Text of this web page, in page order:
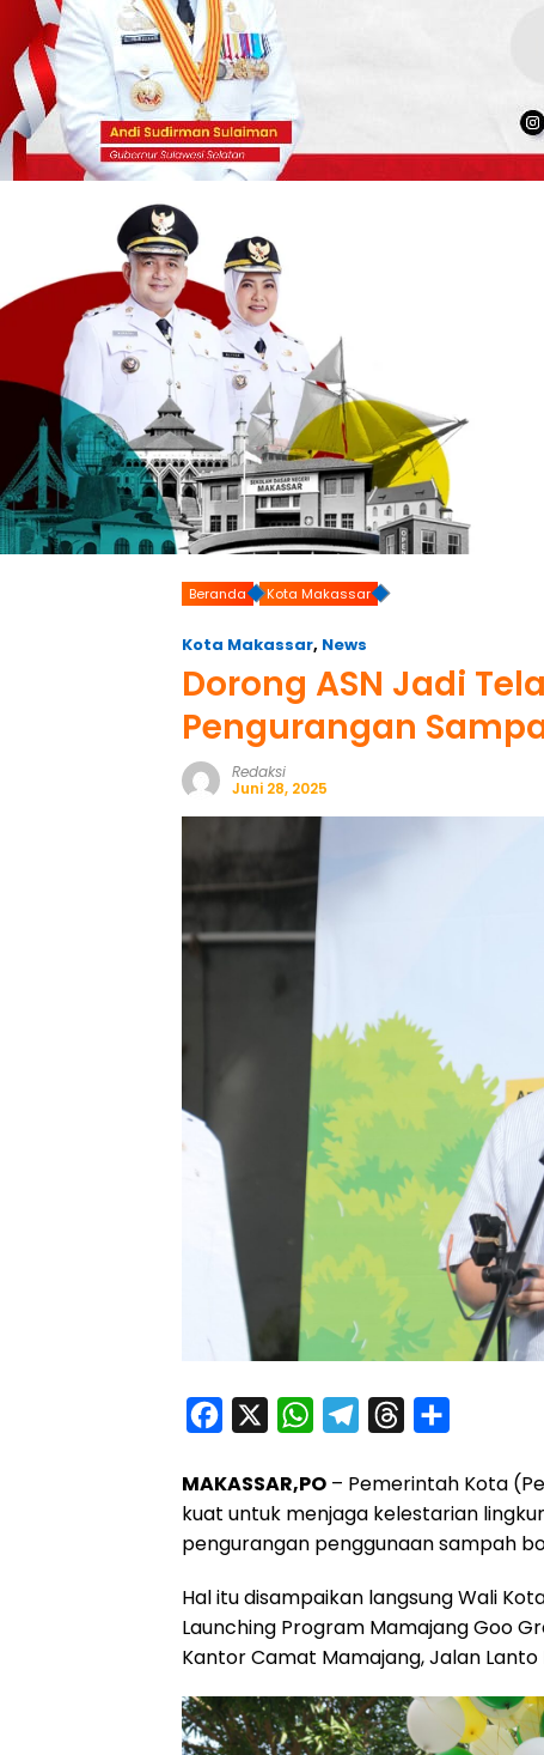
Beranda Kota Makassar
Kota Makassar, News
Dorong ASN Jadi
Pengurangan
Redaksi
Juni 28, 2025
c
e
b
o
o
k
W
a
t
s
A
p
p
l
e
g
r
a
m
r
e
a
d
s
a
r
e
MAKASSAR,PO – Pemerintah Kota
kuat untuk menjaga kelestarian
pengurangan penggunaan sampah
Hal itu disampaikan langsung Wali
Launching Program Mamajang Goo
Kantor Camat Mamajang, Jalan Lanto